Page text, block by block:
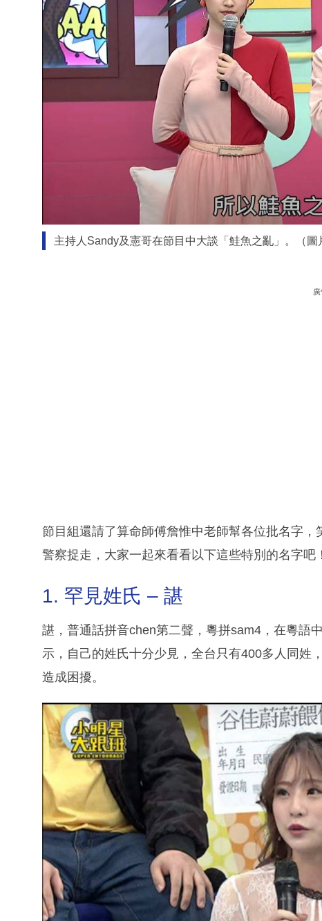
主持人Sandy及憲哥在節目中大談「鮭魚之亂」。（圖
節目組還請了算命師傅詹惟中老師幫各位批名字
警察捉走，大家一起來看看以下這些特別的名字吧！
1. 罕見姓氏 – 諶
諶，普通話拼音chen第二聲，粵拼sam4，在粵語
示，自己的姓氏十分少見，全台只有400多人同姓
造成困擾。